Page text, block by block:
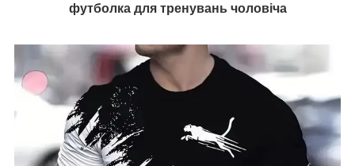
футболка для тренувань чоловіча